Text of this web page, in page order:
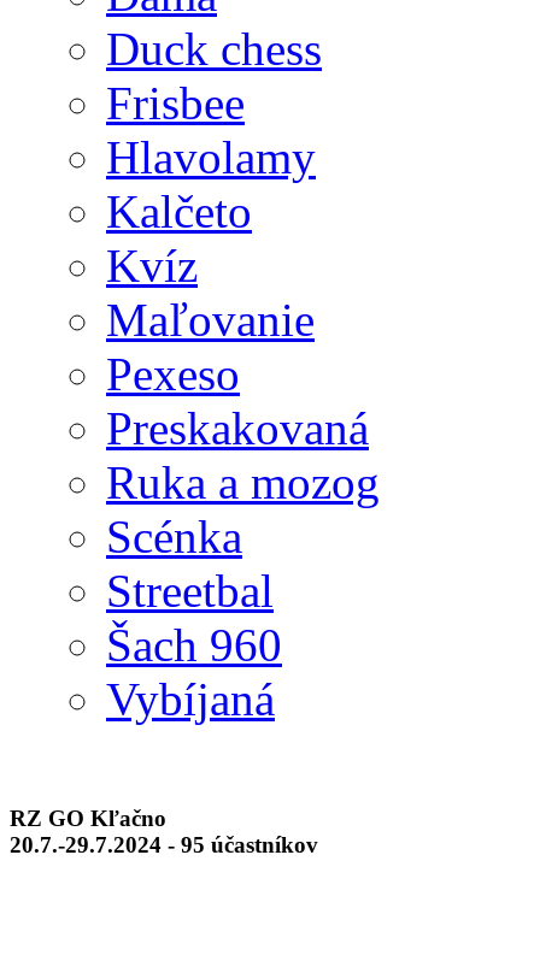
Duck chess
Frisbee
Hlavolamy
Kalčeto
Kvíz
Maľovanie
Pexeso
Preskakovaná
Ruka a mozog
Scénka
Streetbal
Šach 960
Vybíjaná
RZ GO Kľačno
20.7.-29.7.2024 - 95 účastníkov